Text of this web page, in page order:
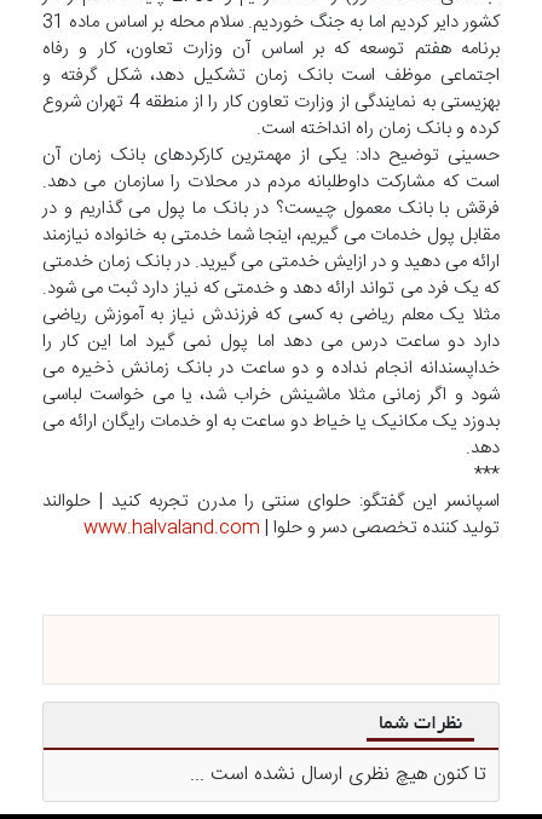
کشور دایر کردیم اما به جنگ خوردیم. سلام محله بر اساس ماده 31
برنامه هفتم توسعه که بر اساس آن وزارت تعاون، کار و رفاه
اجتماعی موظف است بانک زمان تشکیل دهد، شکل گرفته و
بهزیستی به نمایندگی از وزارت تعاون کار را از منطقه 4 تهران شروع
کرده و بانک زمان راه انداخته است.
حسینی توضیح داد: یکی از مهمترین کارکردهای بانک زمان آن
است که مشارکت داوطلبانه مردم در محلات را سازمان می دهد.
فرقش با بانک معمول چیست؟ در بانک ما پول می گذاریم و در
مقابل پول خدمات می گیریم، اینجا شما خدمتی به خانواده نیازمند
ارائه می دهید و در ازایش خدمتی می گیرید. در بانک زمان خدمتی
که یک فرد می تواند ارائه دهد و خدمتی که نیاز دارد ثبت می شود.
مثلا یک معلم ریاضی به کسی که فرزندش نیاز به آموزش ریاضی
دارد دو ساعت درس می دهد اما پول نمی گیرد اما این کار را
خداپسندانه انجام نداده و دو ساعت در بانک زمانش ذخیره می
شود و اگر زمانی مثلا ماشینش خراب شد، یا می خواست لباسی
بدوزد یک مکانیک یا خیاط دو ساعت به او خدمات رایگان ارائه می
دهد.
***
اسپانسر این‌ گفتگو: حلوای سنتی را مدرن تجربه کنید | حلوالند
تولید کننده تخصصی دسر و حلوا | www.halvaland.com
نظرات شما
تا کنون هیچ نظری ارسال نشده است ...